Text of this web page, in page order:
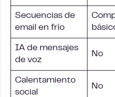
Secuencias de
email en frío
IA de mensajes
de voz
No
Calentamiento
social
No